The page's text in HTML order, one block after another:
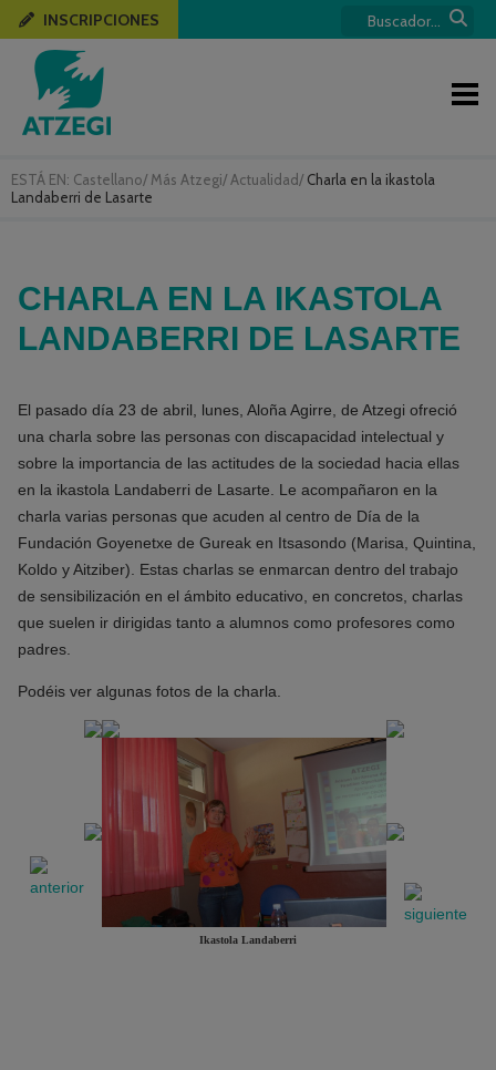
ESTÁ EN: Castellano/ Más Atzegi/ Actualidad/ Charla en la ikastola
Landaberri de Lasarte
INSCRIPCIONES
CHARLA EN LA IKASTOLA
LANDABERRI DE LASARTE
El pasado día 23 de abril, lunes, Aloña Agirre, de Atzegi ofreció
una charla sobre las personas con discapacidad intelectual y
sobre la importancia de las actitudes de la sociedad hacia ellas
en la ikastola Landaberri de Lasarte. Le acompañaron en la
charla varias personas que acuden al centro de Día de la
Fundación Goyenetxe de Gureak en Itsasondo (Marisa, Quintina,
Koldo y Aitziber). Estas charlas se enmarcan dentro del trabajo
de sensibilización en el ámbito educativo, en concretos, charlas
que suelen ir dirigidas tanto a alumnos como profesores como
padres.
Podéis ver algunas fotos de la charla.
Ikastola Landaberri